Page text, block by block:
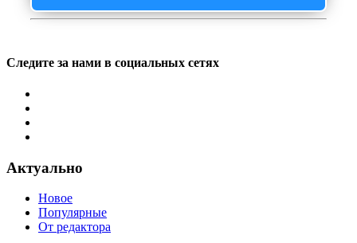
Следите за нами в социальных сетях
Актуально
Новое
Популярные
От редактора